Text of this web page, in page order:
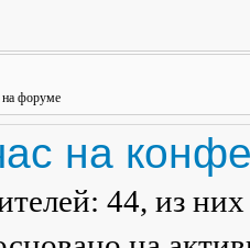
на форуме
на
44, из